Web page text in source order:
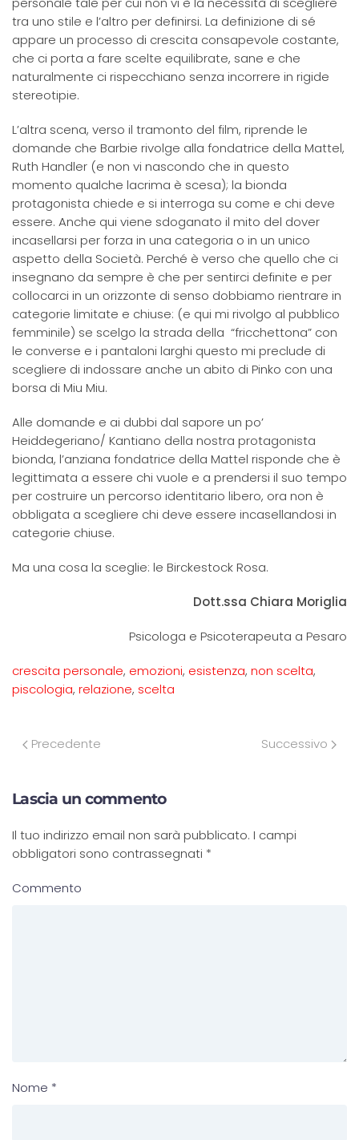
tra uno stile e l’altro per definirsi. La definizione di sé
appare un processo di crescita consapevole costante,
che ci porta a fare scelte equilibrate, sane e che
naturalmente ci rispecchiano senza incorrere in rigide
stereotipie.
L’altra scena, verso il tramonto del film, riprende le
domande che Barbie rivolge alla fondatrice della Mattel,
Ruth Handler (e non vi nascondo che in questo
momento qualche lacrima è scesa); la bionda
protagonista chiede e si interroga su come e chi deve
essere. Anche qui viene sdoganato il mito del dover
incasellarsi per forza in una categoria o in un unico
aspetto della Società. Perché è verso che quello che ci
insegnano da sempre è che per sentirci definite e per
collocarci in un orizzonte di senso dobbiamo rientrare in
categorie limitate e chiuse: (e qui mi rivolgo al pubblico
femminile) se scelgo la strada della “fricchettona” con
le converse e i pantaloni larghi questo mi preclude di
scegliere di indossare anche un abito di Pinko con una
borsa di Miu Miu.
Alle domande e ai dubbi dal sapore un po’
Heiddegeriano/ Kantiano della nostra protagonista
bionda, l’anziana fondatrice della Mattel risponde che è
legittimata a essere chi vuole e a prendersi il suo tempo
per costruire un percorso identitario libero, ora non è
obbligata a scegliere chi deve essere incasellandosi in
categorie chiuse.
Ma una cosa la sceglie: le Birckestock Rosa.
Dott.ssa Chiara Moriglia
Psicologa e Psicoterapeuta a Pesaro
crescita personale, emozioni, esistenza, non scelta,
piscologia, relazione, scelta
Precedente Successivo
Lascia un commento
Il tuo indirizzo email non sarà pubblicato. I campi
obbligatori sono contrassegnati *
Commento
Nome *